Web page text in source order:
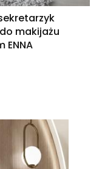
makijażu
ENNA